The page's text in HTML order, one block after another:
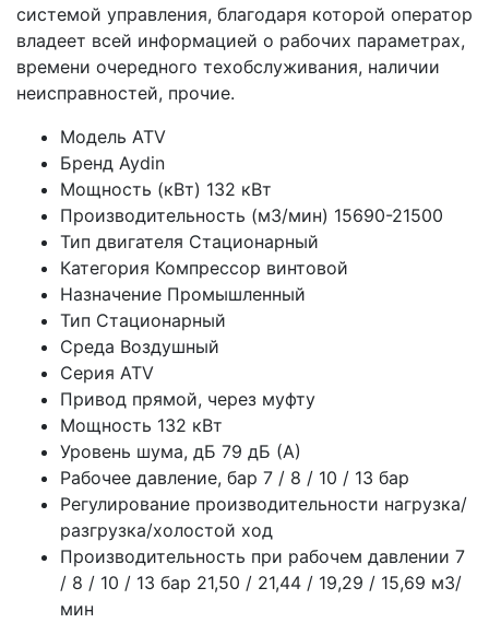
системой управления, благодаря которой оператор
владеет всей информацией о рабочих параметрах,
времени очередного техобслуживания, наличии
неисправностей, прочие.
Модель ATV
Бренд Aydin
Мощность (кВт) 132 кВт
Производительность (м3/мин) 15690-21500
Тип двигателя Стационарный
Категория Компрессор винтовой
Назначение Промышленный
Тип Стационарный
Среда Воздушный
Серия ATV
Привод прямой, через муфту
Мощность 132 кВт
Уровень шума, дБ 79 дБ (А)
Рабочее давление, бар 7 / 8 / 10 / 13 бар
Регулирование производительности нагрузка/
разгрузка/холостой ход
Производительность при рабочем давлении 7
/ 8 / 10 / 13 бар 21,50 / 21,44 / 19,29 / 15,69 м3/
мин